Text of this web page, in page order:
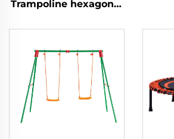
Trampoline hexagonal
de sécurité